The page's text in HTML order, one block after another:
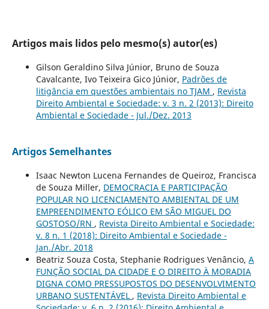
Artigos mais lidos pelo mesmo(s) autor(es)
Gilson Geraldino Silva Júnior, Bruno de Souza
Cavalcante, Ivo Teixeira Gico Júnior, Padrões de
litigância em questões ambientais no TJAM , Revista
Direito Ambiental e Sociedade: v. 3 n. 2 (2013): Direito
Ambiental e Sociedade - Jul./Dez. 2013
Artigos Semelhantes
Isaac Newton Lucena Fernandes de Queiroz, Francisca
de Souza Miller, DEMOCRACIA E PARTICIPAÇÃO
POPULAR NO LICENCIAMENTO AMBIENTAL DE UM
EMPREENDIMENTO EÓLICO EM SÃO MIGUEL DO
GOSTOSO/RN , Revista Direito Ambiental e Sociedade:
v. 8 n. 1 (2018): Direito Ambiental e Sociedade -
Jan./Abr. 2018
Beatriz Souza Costa, Stephanie Rodrigues Venâncio, A
FUNÇÃO SOCIAL DA CIDADE E O DIREITO À MORADIA
DIGNA COMO PRESSUPOSTOS DO DESENVOLVIMENTO
URBANO SUSTENTÁVEL , Revista Direito Ambiental e